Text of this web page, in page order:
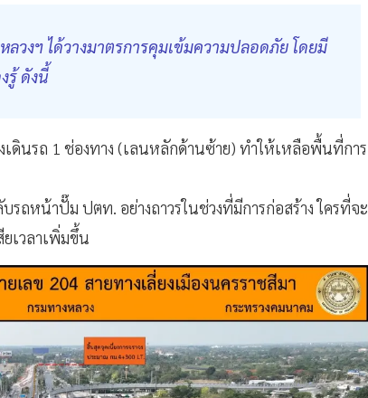
ลวงฯ ได้วางมาตรการคุมเข้มความปลอดภัย โดยมี
รู้ ดังนี้
ดินรถ 1 ช่องทาง (เลนหลักด้านซ้าย) ทำให้เหลือพื้นที่การ
รถหน้าปั๊ม ปตท. อย่างถาวรในช่วงที่มีการก่อสร้าง ใครที่จะ
เวลาเพิ่มขึ้น